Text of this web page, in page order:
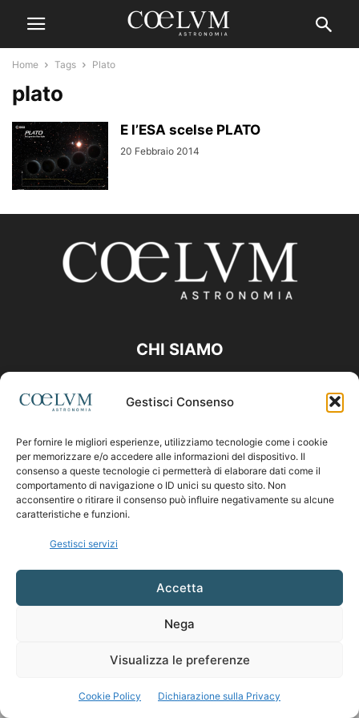
Gestisci Consenso
Per fornire le migliori esperienze, utilizziamo tecnologie come i cookie
per memorizzare e/o accedere alle informazioni del dispositivo. Il
consenso a queste tecnologie ci permetterà di elaborare dati come il
comportamento di navigazione o ID unici su questo sito. Non
acconsentire o ritirare il consenso può influire negativamente su alcune
caratteristiche e funzioni.
Gestisci servizi
Accetta
Nega
Visualizza le preferenze
Cookie Policy Dichiarazione sulla Privacy
Home Tags Plato
plato
E l’ESA scelse PLATO
20 Febbraio 2014
CHI SIAMO
Contattaci:coelumastro@coelum.com
SEGUICI